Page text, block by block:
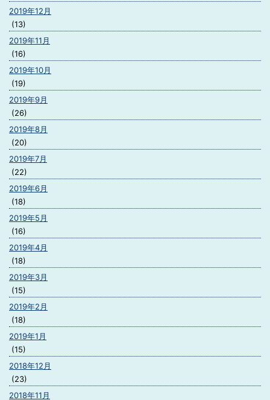
2019年12月
(13)
2019年11月
(16)
2019年10月
(19)
2019年9月
(26)
2019年8月
(20)
2019年7月
(22)
2019年6月
(18)
2019年5月
(16)
2019年4月
(18)
2019年3月
(15)
2019年2月
(18)
2019年1月
(15)
2018年12月
(23)
2018年11月